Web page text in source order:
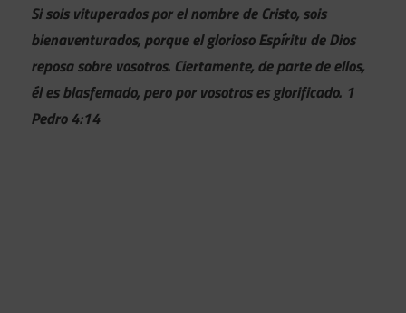
Si sois vituperados por el nombre de Cristo, sois
bienaventurados, porque el glorioso Espíritu de Dios
reposa sobre vosotros. Ciertamente, de parte de ellos,
él es blasfemado, pero por vosotros es glorificado. 1
Pedro 4:14